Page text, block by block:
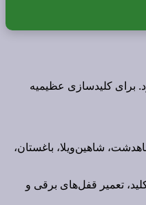
برای کلیدسازی عظیمیه
شاهین‌ویلا، باغستان،
تعمیر قفل‌های برقی و